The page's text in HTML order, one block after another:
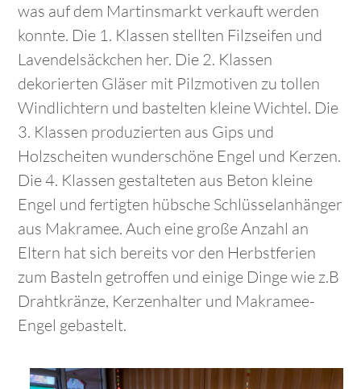
was auf dem Martinsmarkt verkauft werden
konnte. Die 1. Klassen stellten Filzseifen und
Lavendelsäckchen her. Die 2. Klassen
dekorierten Gläser mit Pilzmotiven zu tollen
Windlichtern und bastelten kleine Wichtel. Die
3. Klassen produzierten aus Gips und
Holzscheiten wunderschöne Engel und Kerzen.
Die 4. Klassen gestalteten aus Beton kleine
Engel und fertigten hübsche Schlüsselanhänger
aus Makramee. Auch eine große Anzahl an
Eltern hat sich bereits vor den Herbstferien
zum Basteln getroffen und einige Dinge wie z.B
Drahtkränze, Kerzenhalter und Makramee-
Engel gebastelt.